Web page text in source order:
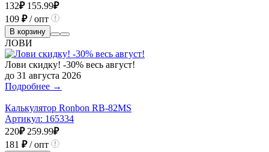
132₽ 155.99₽
109 ₽/ опт
В корзину
ЛОВИ
Лови скидку! -30% весь август!
до 31 августа 2026
Подробнее →
Калькулятор Ronbon RB-82MS
Артикул: 165334
220₽ 259.99₽
181 ₽/ опт